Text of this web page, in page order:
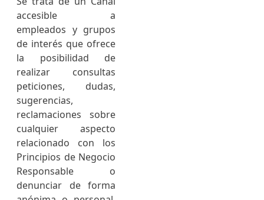
accesible a
empleados y grupos
de interés que ofrece
la posibilidad de
realizar consultas
peticiones, dudas,
sugerencias,
reclamaciones sobre
cualquier aspecto
relacionado con los
Principios de Negocio
Responsable o
denunciar de forma